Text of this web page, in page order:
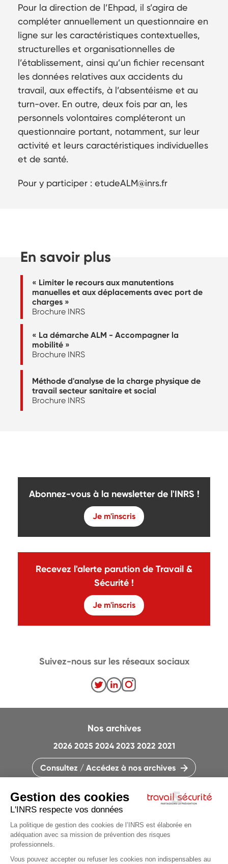
Pour la direction de l’Ehpad, il s’agira de
compléter annuellement un questionnaire en
ligne sur les caractéristiques contextuelles,
structurelles et organisationnelles de
l’établissement, ainsi qu’un fichier recensant
les données relatives aux accidents du
travail, aux effectifs, à l’absentéisme et au
turn-over. En outre, deux fois par an, les
personnels volontaires compléteront un
questionnaire portant, notamment, sur leur
activité et leurs caractéristiques individuelles
et de santé.
Pour y participer : etudeALM@inrs.fr
En savoir plus
« Limiter le recours aux manutentions
manuelles et aux déplacements avec port de
charges »
Brochure INRS
« La démarche ALM - Accompagner la
mobilité »
Brochure INRS
Méthode d'analyse de la charge physique de
travail secteur sanitaire et social
Brochure INRS
Abonnez-vous à la newsletter de l'INRS !
Je m'inscris
Recevez l'alerte parution de Travail &
Sécurité !
Je m'inscris
CONTACTEZ LA RÉDACTION
QUI SOMMES-NOUS ?
Nos archives
2026 2025 2024 2023 2022 2021
Consultez / Accédez à nos archives
Suivez-nous sur les réseaux sociaux